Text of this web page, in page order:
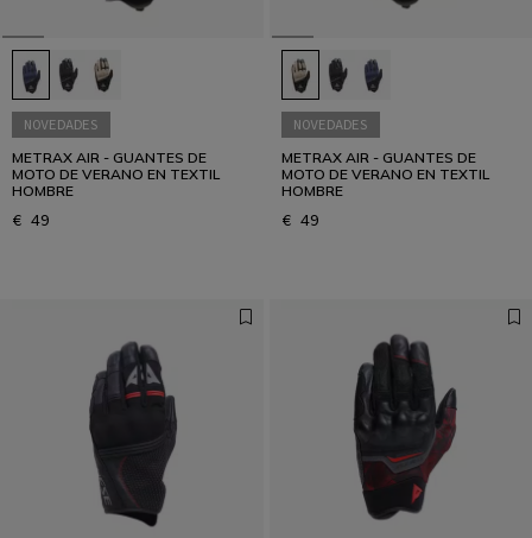
NOVEDADES
METRAX AIR - GUANTES DE
MOTO DE VERANO EN TEXTIL
HOMBRE
€ 49
NOVEDADES
METRAX AIR - GUANTES DE
MOTO DE VERANO EN TEXTIL
HOMBRE
€ 49